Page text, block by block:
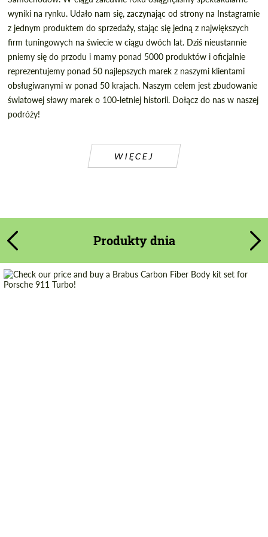
wyniki na rynku. Udało nam się, zaczynając od strony na Instagramie
z jednym produktem do sprzedaży, stając się jedną z największych
firm tuningowych na świecie w ciągu dwóch lat. Dziś nieustannie
pniemy się do przodu i mamy ponad 5000 produktów i oficjalnie
reprezentujemy ponad 50 najlepszych marek z naszymi klientami
obsługiwanymi w ponad 50 krajach. Naszym celem jest zbudowanie
światowej sławy marek o 100-letniej historii. Dołącz do nas w naszej
podróży!
WIĘCEJ
Produkty dnia